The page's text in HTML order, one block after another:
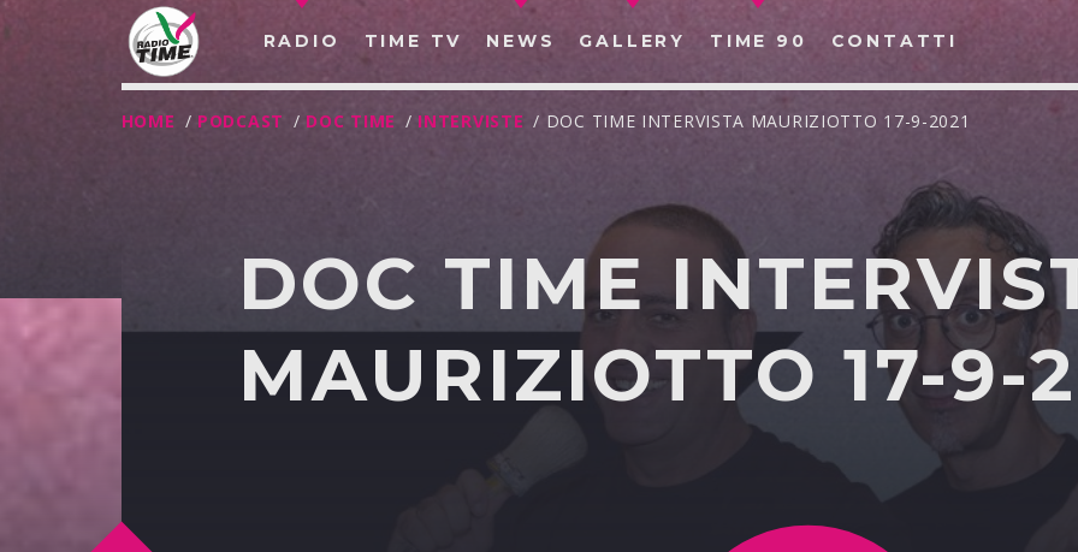
RADIO TIME TV NEWS GALLERY TIME 90 CONTATTI
CERCA NEL SITO WEB:
HOME / PODCAST / DOC TIME / INTERVISTE / DOC TIME INTERVISTA MAURIZIOTTO 17-9-2021
DOC TIME
MAURIZIOTTO 17-9-